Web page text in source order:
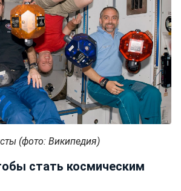
(фото: Википедия)
стать космическим